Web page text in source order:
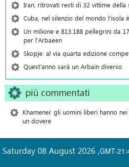
Iran, ritrovati resti di 32 vittime della
Cuba, nel silenzio del mondo l’isola
Un milione e 813.188 pellegrini da
per l’Arbaeen
Skopje: al via quarta edizione
Quest’anno sarà un Arbain diverso
più commentati
Khamenei: gli uomini liberi hanno
un dovere
GMT-
Saturday 08 August 2026 ,